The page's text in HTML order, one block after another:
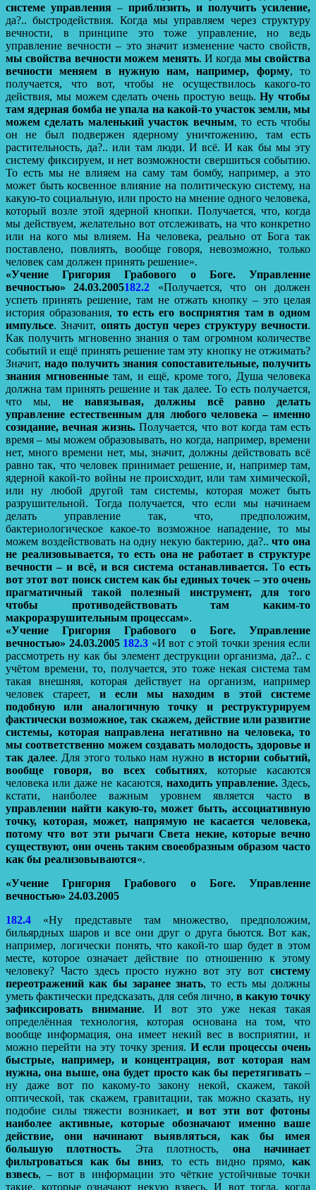
системе управления – приблизить, и получить усиление,
да?.. быстродействия. Когда мы управляем через структуру
вечности, в принципе это тоже управление, но ведь
управление вечности – это значит изменение часто свойств,
мы свойства вечности можем менять. И когда мы свойства
вечности меняем в нужную нам, например, форму, то
получается, что вот, чтобы не осуществилось какого-то
действия, мы можем сделать очень простую вещь.Ну чтобы
там ядерная бомба не упала на какой-то участок земли, мы
можем сделать маленький участок вечным, то есть чтобы
он не был подвержен ядерному уничтожению, там есть
растительность, да?.. или там люди. И всё. И как бы мы эту
систему фиксируем, и нет возможности свершиться событию.
То есть мы не влияем на саму там бомбу, например, а это
может быть косвенное влияние на политическую систему, на
какую-то социальную, или просто на мнение одного человека,
который возле этой ядерной кнопки. Получается, что, когда
мы действуем, желательно вот отслеживать, на что конкретно
или на кого мы влияем. На человека, реально от Бога так
поставлено, повлиять, вообще говоря, невозможно, только
человек сам должен принять решение».
«Учение Григория Грабового о Боге. Управление
вечностью» 24.03.2005182.2
«Получается, что он должен
успеть принять решение, там не отжать кнопку – это целая
история образования, то есть его восприятия там в одном
импульсе. Значит, опять доступ через структуру вечности.
Как получить мгновенно знания о там огромном количестве
событий и ещё принять решение там эту кнопку не отжимать?
Значит, надо получить знания сопоставительные, получить
знания мгновенныетам, и ещё, кроме того, Душа человека
должна там принять решение и так далее. То есть получается,
что мы, не навязывая, должны всё равно делать
управление естественным для любого человека – именно
созидание, вечная жизнь. Получается, что вот когда там есть
время – мы можем образовывать, но когда, например, времени
нет, много времени нет, мы, значит, должны действовать всё
равно так, что человек принимает решение, и, например там,
ядерной какой-то войны не происходит, или там химической,
или ну любой другой там системы, которая может быть
разрушительной. Тогда получается, что если мы начинаем
делать управление так, что, предположим,
бактериологическое какое-то возможное нападение, то мы
можем воздействовать на одну некую бактерию, да?..что она
не реализовывается, то есть она не работает в структуре
вечности – и всё, и вся система останавливается.То есть
вот этот вот поиск систем как бы единых точек – это очень
прагматичный такой полезный инструмент, для того
чтобы противодействовать там каким-то
макроразрушительным процессам».
«Учение Григория Грабового о Боге. Управление
вечностью» 24.03.2005 182.3 «И вот с этой точки зрения если
рассмотреть ну как бы элемент деструкции организма, да?.. с
учётом времени, то, получается, это тоже некая система там
такая внешняя, которая действует на организм, например
человек стареет, и если мы находим в этой системе
подобную или аналогичную точку и реструктурируем
фактически возможное, так скажем, действие или развитие
системы, которая направлена негативно на человека, то
мы соответственно можем создавать молодость, здоровье и
так далее. Для этого только нам нужно в истории событий,
вообще говоря, во всех событиях, которые касаются
человека или даже не касаются, находить управление.Здесь,
кстати, наиболее важным уровнем является часто в
управлении найти какую-то, может быть, ассоциативную
точку, которая, может, напрямую не касается человека,
потому что вот эти рычаги Света некие, которые вечно
существуют, они очень таким своеобразным образом часто
как бы реализовываются«.
«Учение Григория Грабового о Боге. Управление
вечностью» 24.03.2005
182.4
«Ну представьте там множество, предположим,
бильярдных шаров и все они друг о друга бьются. Вот как,
например, логически понять, что какой-то шар будет в этом
месте, которое означает действие по отношению к этому
человеку? Часто здесь просто нужно вот эту вот систему
переотражений как бы заранее знать, то есть мы должны
уметь фактически предсказать, для себя лично, в какую точку
зафиксировать внимание. И вот это уже некая такая
определённая технология, которая основана на том, что
вообще информация, она имеет некий вес в восприятии, и
можно перейти на эту точку зрения. И если процессы очень
быстрые, например, и концентрация, вот которая нам
нужна, она выше, она будет просто как бы перетягивать–
ну даже вот по какому-то закону некой, скажем, такой
оптической, так скажем, гравитации, так можно сказать, ну
подобие силы тяжести возникает, и вот эти вот фотоны
наиболее активные, которые обозначают именно ваше
действие, они начинают выявляться, как бы имея
большую плотность. Эта плотность, она начинает
фильтроваться как бы вниз, то есть видно прямо, как
взвесь, – вот в информации это чёткие устойчивые точки
такие, которые означают некую взвесь. И вот тогда, когда